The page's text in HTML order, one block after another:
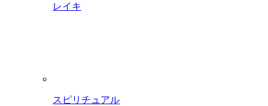
レイキ
スピリチュアル